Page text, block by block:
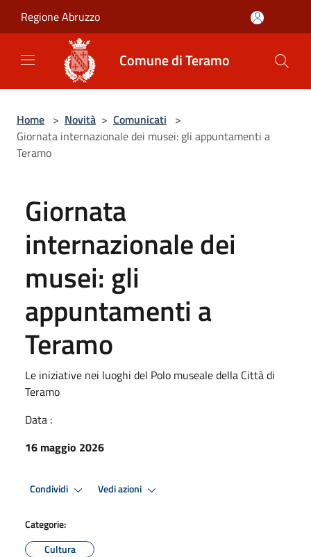
Regione Abruzzo
Comune di Teramo
Home > Novità > Comunicati >
Giornata internazionale dei musei: gli appuntamenti a
Teramo
Giornata
internazionale dei
musei: gli
appuntamenti a
Teramo
Le iniziative nei luoghi del Polo museale della Città di
Teramo
Data :
16 maggio 2026
Condividi Vedi azioni
Categorie:
Cultura